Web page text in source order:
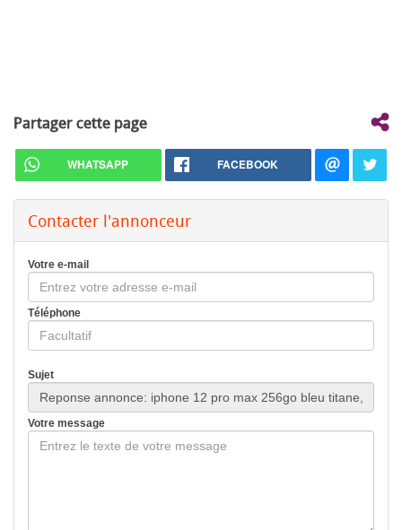
Partager cette page
WHATSAPP FACEBOOK
Contacter l'annonceur
Votre e-mail
Téléphone
Sujet
Votre message